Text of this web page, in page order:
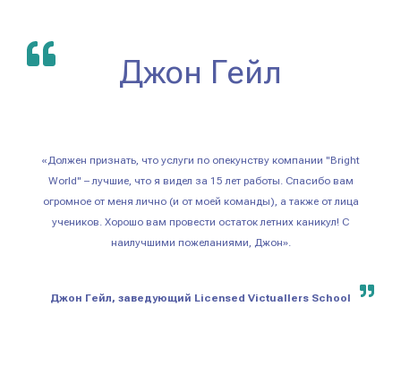
Джон Гейл
«Должен признать, что услуги по опекунству компании "Bright
World" – лучшие, что я видел за 15 лет работы. Спасибо вам
огромное от меня лично (и от моей команды), а также от лица
учеников. Хорошо вам провести остаток летних каникул! С
наилучшими пожеланиями, Джон».
Джон Гейл, заведующий Licensed Victuallers School